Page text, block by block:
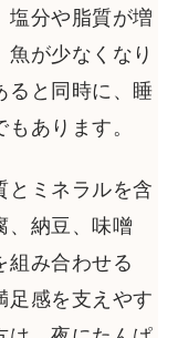
塩分や脂質が増
魚が少なくなり
ると同時に、睡
あります。
とミネラルを含
、納豆、味噌
組み合わせる
足感を支えやす